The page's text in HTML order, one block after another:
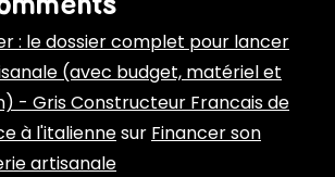
: le dossier complet pour lancer
(avec budget, matériel et
- Gris Constructeur Francais de
à l'italiennesur Financer son
artisanale